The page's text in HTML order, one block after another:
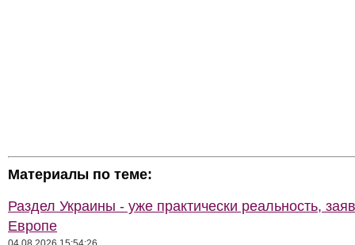
Материалы по теме:
Раздел Украины - уже практически реальность,
Европе